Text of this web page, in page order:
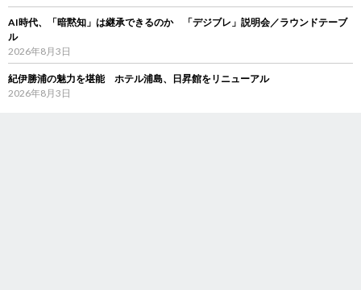
AI時代、「暗黙知」は継承できるのか 「デジブレ」説明会／ラウンドテーブ
ル
2026年8月3日
紀伊勝浦の魅力を堪能 ホテル浦島、日昇館をリニューアル
2026年8月3日